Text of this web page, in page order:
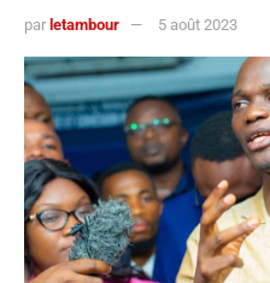
par letambour 5 août 2023